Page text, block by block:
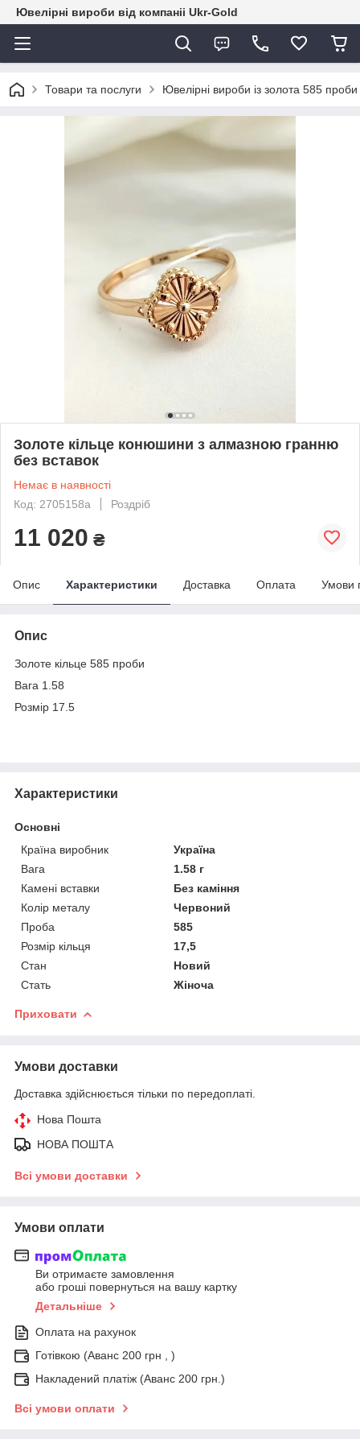
Ювелірні вироби від компаніі Ukr-Gold
Товари та послуги Ювелірні вироби із золота 585 проби
Золоте кільце конюшини з алмазною гранню
без вставок
Немає в наявності
Код: 2705158а
Роздріб
11 020 ₴
Опис Характеристики Доставка Оплата Умови
Опис
Золоте кільце 585 проби
Вага 1.58
Розмір 17.5
Характеристики
Основні
Країна виробник
Україна
Вага
1.58 г
Камені вставки
Без каміння
Колір металу
Червоний
Проба
585
Розмір кільця
17,5
Стан
Новий
Стать
Жіноча
Приховати
Умови доставки
Доставка здійснюється тільки по передоплаті.
Нова Пошта
НОВА ПОШТА
Всі умови доставки
Умови оплати
Ви отримаєте замовлення
або гроші повернуться на вашу картку
Детальніше
Оплата на рахунок
Готівкою (Аванс 200 грн , )
Накладений платіж (Аванс 200 грн.)
Всі умови оплати